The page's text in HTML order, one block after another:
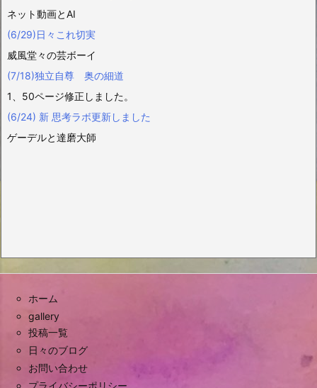
ネット動画とAI
(6/29)日々これ切実
威風堂々の芸ボーイ
(7/18)独立自尊 奥の細道
1、50ページ修正しました。
(6/24) 新 思考ラボ更新しました
ゲーデルと達磨大師
ホーム
gallery
投稿一覧
日々のブログ
お問い合わせ
プライバシーポリシー